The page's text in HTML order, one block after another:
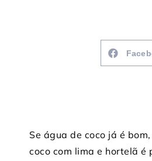
Se água de coco já é
coco com lima e hortelã